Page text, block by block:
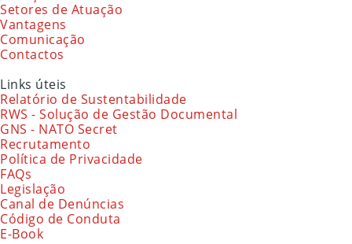
Setores de Atuação
Vantagens
Comunicação
Contactos
Links úteis
Relatório de Sustentabilidade
RWS - Solução de Gestão Documental
GNS - NATO Secret
Recrutamento
Política de Privacidade
FAQs
Legislação
Canal de Denúncias
Código de Conduta
E-Book